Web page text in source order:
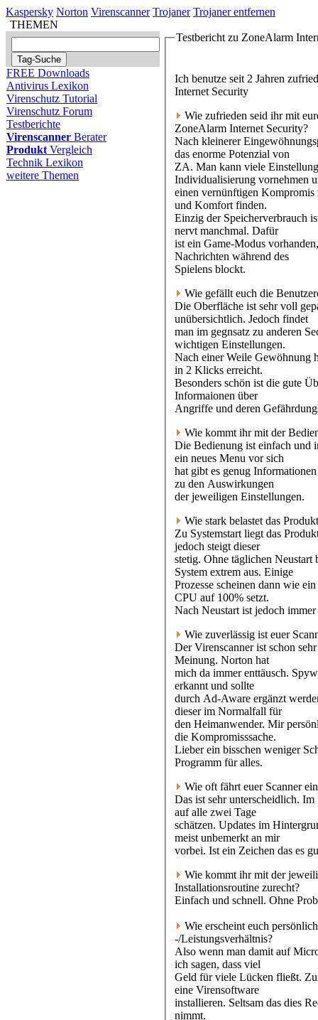
Kaspersky Norton Virenscanner Trojaner Trojaner entfernen
THEMEN
FREE Downloads
Antivirus Lexikon
Virenschutz Tutorial
Virenschutz Forum
Testberichte
Virenscanner Berater
Produkt Vergleich
Technik Lexikon
weitere Themen
Testbericht zu ZoneAlarm
Ich benutze seit 2 Jahren
Internet Security
Wie zufrieden seid ihr mit
ZoneAlarm Internet Security?
Nach kleinerer
das enorme Potenzial von
ZA. Man kann viele
Individualisierung vornehmen
einen vernünftigen Kompromis
und Komfort finden.
Einzig der Speicherverbrauch
nervt manchmal. Dafür
ist ein Game-Modus
Nachrichten während des
Spielens blockt.
Wie gefällt euch die
Die Oberfläche ist sehr voll
unübersichtlich. Jedoch findet
man im gegnsatz zu anderen
wichtigen Einstellungen.
Nach einer Weile Gewöhnung
in 2 Klicks erreicht.
Besonders schön ist die gute
Informaionen über
Angriffe und deren
Wie kommt ihr mit der
Die Bedienung ist einfach und
ein neues Menu vor sich
hat gibt es genug
zu den Auswirkungen
der jeweiligen Einstellungen.
Wie stark belastet das
Zu Systemstart liegt das
jedoch steigt dieser
stetig. Ohne täglichen Neustart
System extrem aus. Einige
Prozesse scheinen dann wie
CPU auf 100% setzt.
Nach Neustart ist jedoch
Wie zuverlässig ist euer
Der Virenscanner ist schon
Meinung. Norton hat
mich da immer enttäusch.
erkannt und sollte
durch Ad-Aware ergänzt
dieser im Normalfall für
den Heimanwender. Mir
die Kompromisssache.
Lieber ein bisschen weniger
Programm für alles.
Wie oft fährt euer Scanner
Das ist sehr unterscheidlich.
auf alle zwei Tage
schätzen. Updates im
meist unbemerkt an mir
vorbei. Ist ein Zeichen das es
Wie kommt ihr mit der
Installationsroutine zurecht?
Einfach und schnell. Ohne
Wie erscheint euch
-/Leistungsverhältnis?
Also wenn man damit auf
ich sagen, dass viel
Geld für viele Lücken fließt.
eine Virensoftware
installieren. Seltsam das dies
nimmt.